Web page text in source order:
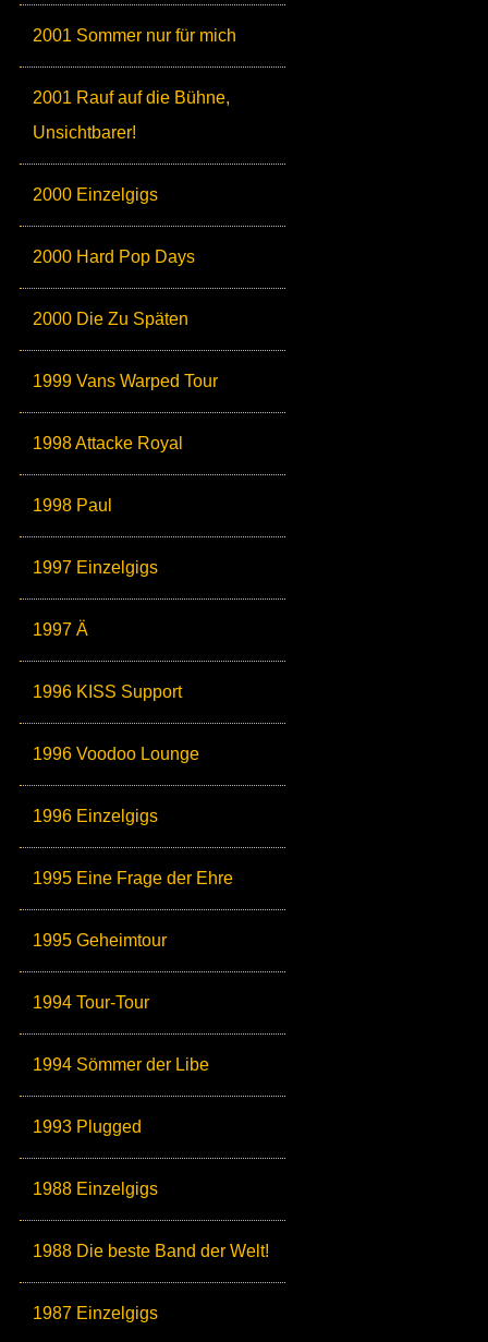
2001 Sommer nur für mich
2001 Rauf auf die Bühne,
Unsichtbarer!
2000 Einzelgigs
2000 Hard Pop Days
2000 Die Zu Späten
1999 Vans Warped Tour
1998 Attacke Royal
1998 Paul
1997 Einzelgigs
1997 Ä
1996 KISS Support
1996 Voodoo Lounge
1996 Einzelgigs
1995 Eine Frage der Ehre
1995 Geheimtour
1994 Tour-Tour
1994 Sömmer der Libe
1993 Plugged
1988 Einzelgigs
1988 Die beste Band der Welt!
1987 Einzelgigs